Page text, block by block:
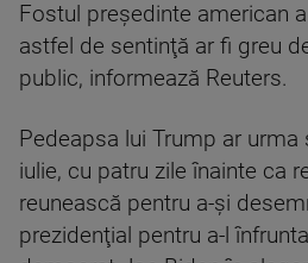
Fostul președinte american
astfel de sentinţă ar fi greu
public, informează Reuters.
Pedeapsa lui Trump ar urma
iulie, cu patru zile înainte ca
reunească pentru a-şi
prezidenţial pentru a-l